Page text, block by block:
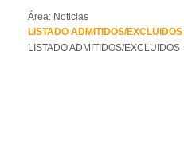
Área: Noticias
LISTADO ADMITIDOS/
LISTADO ADMITIDOS/EXCLUIDOS